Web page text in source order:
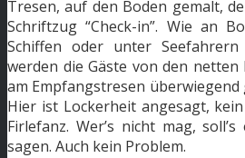
Tresen, auf den Boden gemalt,
Schriftzug “Check-in”. Wie an
Schiffen oder unter Seefahrern
werden die Gäste von den netten
am Empfangstresen überwiegend
Hier ist Lockerheit angesagt,
Firlefanz. Wer’s nicht mag, soll’s
sagen. Auch kein Problem.